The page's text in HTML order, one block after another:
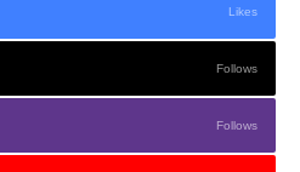
Likes
Follows
Follows